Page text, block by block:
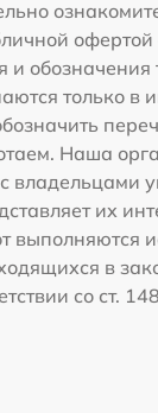
офертой
обозначения
только
Наша
владельцами
их
выполняются
в
со ст.